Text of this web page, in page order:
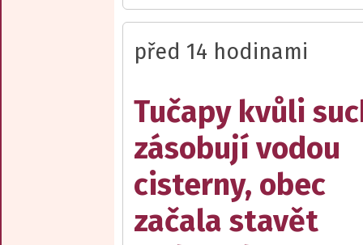
před 14 hodinami
Tučapy kvůli
zásobují vodou
cisterny, obec
začala stavět